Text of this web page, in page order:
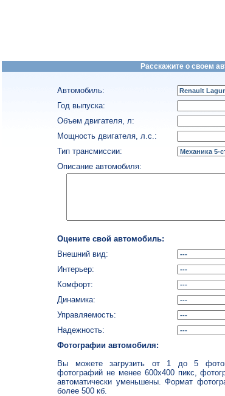
Расскажите о своем
Автомобиль:
Год выпуска:
Объем двигателя, л:
Мощность двигателя, л.с.:
Тип трансмиссии:
Описание автомобиля:
Оцените свой автомобиль:
Внешний вид:
Интерьер:
Комфорт:
Динамика:
Управляемость:
Надежность:
Фотографии автомобиля:
Вы можете загрузить от 1 до 5
фотографий не менее 600x400 пикс,
автоматически уменьшены. Формат
более 500 кб.